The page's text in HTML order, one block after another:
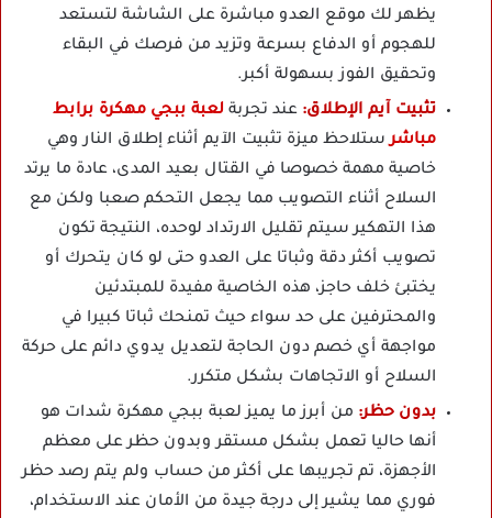
يظهر لك موقع العدو مباشرة على الشاشة لتستعد
للهجوم أو الدفاع بسرعة وتزيد من فرصك في البقاء
وتحقيق الفوز بسهولة أكبر.
تثبيت آيم الإطلاق: عند تجربة لعبة ببجي مهكرة برابط
مباشرستلاحظ ميزة تثبيت الآيم أثناء إطلاق النار وهي
خاصية مهمة خصوصا في القتال بعيد المدى، عادة ما يرتد
السلاح أثناء التصويب مما يجعل التحكم صعبا ولكن مع
هذا التهكير سيتم تقليل الارتداد لوحده، النتيجة تكون
تصويب أكثر دقة وثباتا على العدو حتى لو كان يتحرك أو
يختبئ خلف حاجز، هذه الخاصية مفيدة للمبتدئين
والمحترفين على حد سواء حيث تمنحك ثباتا كبيرا في
مواجهة أي خصم دون الحاجة لتعديل يدوي دائم على حركة
السلاح أو الاتجاهات بشكل متكرر.
بدون حظر: من أبرز ما يميز لعبة ببجي مهكرة شدات هو
أنها حاليا تعمل بشكل مستقر وبدون حظر على معظم
الأجهزة، تم تجريبها على أكثر من حساب ولم يتم رصد حظر
فوري مما يشير إلى درجة جيدة من الأمان عند الاستخدام،